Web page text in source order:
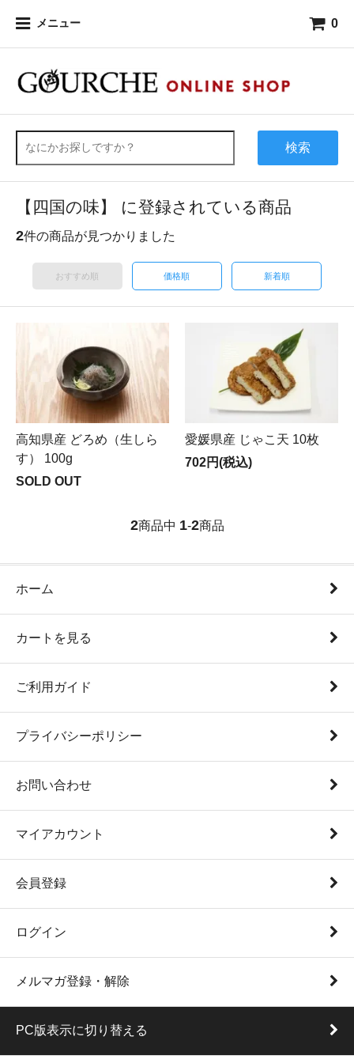
メニュー 0
検索
【四国の味】 に登録されている商品
2件の商品が見つかりました
おすすめ順 価格順 新着順
高知県産 どろめ（生しら
す） 100g
SOLD OUT
愛媛県産 じゃこ天 10枚
702円(税込)
2商品中 1-2商品
ホーム
カートを見る
ご利用ガイド
プライバシーポリシー
お問い合わせ
マイアカウント
会員登録
ログイン
メルマガ登録・解除
PC版表示に切り替える